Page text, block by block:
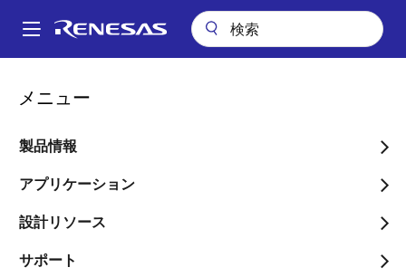
ン
Main
メニュー
製品情報
アプリケーション
設計リソース
サポート
パ
ン
く
ず